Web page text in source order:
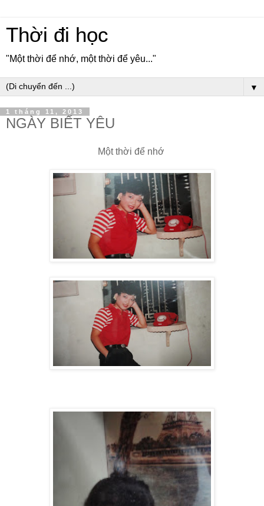
Thời đi học
"Một thời để nhớ, một thời để yêu..."
▼
1 tháng 11, 2013
NGÀY BIẾT YÊU
Một thời để nhớ